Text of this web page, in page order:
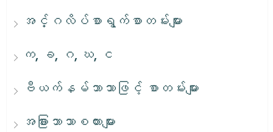
အင်္ဂလိပ်စာရွက်စာတမ်းများ
က, ခ, ဂ, ဃ, င
ဗီယက်နမ်ဘာသာဖြင့် စာတမ်းများ
အခြားဘာသာစကားများ